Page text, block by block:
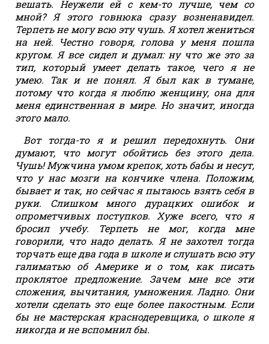
вешать. Неужели ей с кем-то лучше, чем со
мной? Я этого говнюка сразу возненавидел.
Терпеть не могу всю эту чушь. Я хотел жениться
на ней. Честно говоря, голова у меня пошла
кругом. Я все сидел и думал: ну что же это за
тип, который умеет делать такое, чего я не
умею. Так и не понял. Я был как в тумане,
потому что когда я люблю женщину, она для
меня единственная в мире. Но значит, иногда
этого мало.
Вот тогда-то я и решил передохнуть. Они
думают, что могут обойтись без этого дела.
Чушь! Мужчина умом крепок, хоть бабы и несут,
что у нас мозги на кончике члена. Положим,
бывает и так, но сейчас я пытаюсь взять себя в
руки. Слишком много дурацких ошибок и
опрометчивых поступков. Хуже всего, что я
бросил учебу. Терпеть не мог, когда мне
говорили, что надо делать. Я не захотел тогда
торчать еще два года в школе и слушать всю эту
галиматью об Америке и о том, как писать
проклятое предложение. Зачем мне все эти
сложения, вычитания, умножения. Ладно. Они
хотели сделать это еще более пакостным. Если
бы не мастерская краснодеревщика, о школе я
никогда и не вспомнил бы.